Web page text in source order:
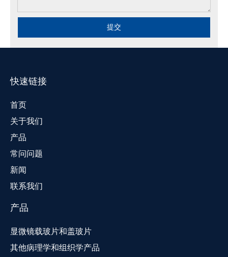
提交
快速链接
首页
关于我们
产品
常问问题
新闻
联系我们
产品
显微镜载玻片和盖玻片
其他病理学和组织学产品